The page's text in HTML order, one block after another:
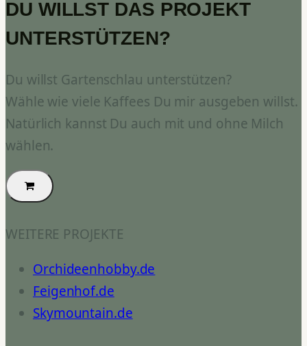
DU WILLST DAS PROJEKT
UNTERSTÜTZEN?
Du willst Gartenschlau unterstützen?
Wähle wie viele Kaffees Du mir ausgeben willst.
Natürlich kannst Du auch mit und ohne Milch
wählen.
WEITERE PROJEKTE
Orchideenhobby.de
Feigenhof.de
Skymountain.de